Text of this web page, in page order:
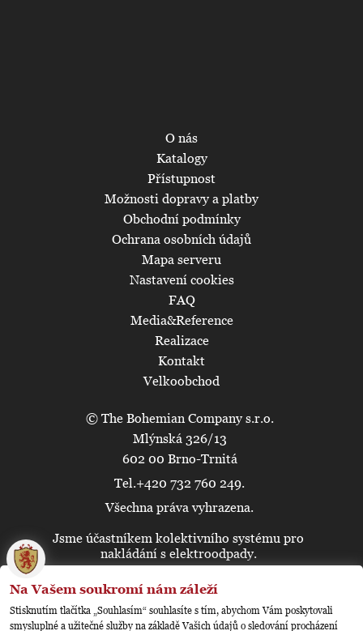
© The Bohemian Company s.r.o.
Mlýnská 326/13
602 00 Brno-Trnitá
Tel.+420 732 760 249.
Všechna práva vyhrazena.
O nás
Katalogy
Přístupnost
Možnosti dopravy a platby
Obchodní podmínky
Ochrana osobních údajů
Mapa serveru
Nastavení cookies
FAQ
Media&Reference
Realizace
Kontakt
Velkoobchod
Jsme účastníkem kolektivního systému pro
nakládání s elektroodpady.
🍪
Na Vašem soukromí nám záleží
Stisknutím tlačítka „Souhlasím“ souhlasíte s tím, abychom Vám poskytovali
smysluplné a užitečné služby na základě Vašich údajů o sledování procházení